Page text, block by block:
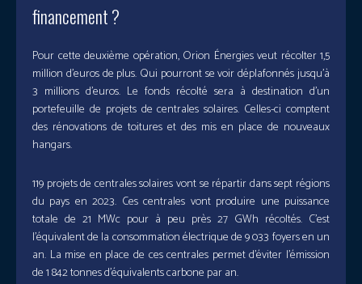
financement ?
Pour cette deuxième opération, Orion Énergies veut récolter 1,5
million d’euros de plus. Qui pourront se voir déplafonnés jusqu’à
3 millions d’euros. Le fonds récolté sera à destination d’un
portefeuille de projets de centrales solaires. Celles-ci comptent
des rénovations de toitures et des mis en place de nouveaux
hangars.
119 projets de centrales solaires vont se répartir dans sept régions
du pays en 2023. Ces centrales vont produire une puissance
totale de 21 MWc pour à peu près 27 GWh récoltés. C’est
l’équivalent de la consommation électrique de 9 033 foyers en un
an. La mise en place de ces centrales permet d’éviter l’émission
de 1 842 tonnes d’équivalents carbone par an.